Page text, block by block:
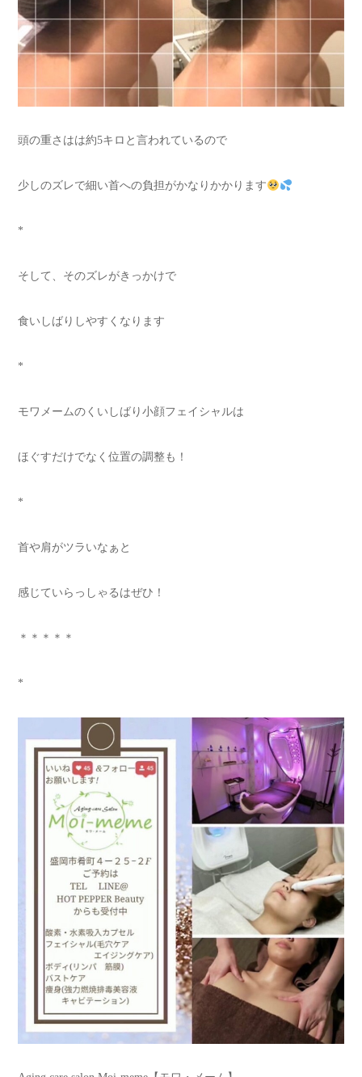
頭の重さはは約5キロと言われているので
少しのズレで細い首への負担がかなりかかります
*
そして、そのズレがきっかけで
食いしばりしやすくなります
*
モワメームのくいしばり小顔フェイシャルは
ほぐすだけでなく位置の調整も！
*
首や肩がツラいなぁと
感じていらっしゃるはぜひ！
＊＊＊＊＊
*